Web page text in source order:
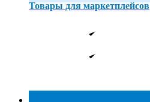
Товары для маркетплейсов